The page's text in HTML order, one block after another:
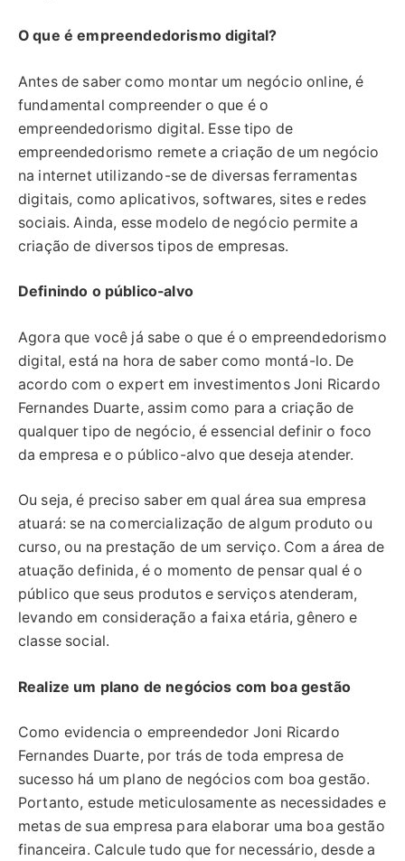
O que é empreendedorismo digital?
Antes de saber como montar um negócio online, é
fundamental compreender o que é o
empreendedorismo digital. Esse tipo de
empreendedorismo remete a criação de um negócio
na internet utilizando-se de diversas ferramentas
digitais, como aplicativos, softwares, sites e redes
sociais. Ainda, esse modelo de negócio permite a
criação de diversos tipos de empresas.
Definindo o público-alvo
Agora que você já sabe o que é o empreendedorismo
digital, está na hora de saber como montá-lo. De
acordo com o expert em investimentos Joni Ricardo
Fernandes Duarte, assim como para a criação de
qualquer tipo de negócio, é essencial definir o foco
da empresa e o público-alvo que deseja atender.
Ou seja, é preciso saber em qual área sua empresa
atuará: se na comercialização de algum produto ou
curso, ou na prestação de um serviço. Com a área de
atuação definida, é o momento de pensar qual é o
público que seus produtos e serviços atenderam,
levando em consideração a faixa etária, gênero e
classe social.
Realize um plano de negócios com boa gestão
Como evidencia o empreendedor Joni Ricardo
Fernandes Duarte, por trás de toda empresa de
sucesso há um plano de negócios com boa gestão.
Portanto, estude meticulosamente as necessidades e
metas de sua empresa para elaborar uma boa gestão
financeira. Calcule tudo que for necessário, desde a